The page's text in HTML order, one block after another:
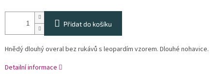
Přidat do košíku
Hnědý dlouhý overal bez rukávů s leopardím vzorem. Dlouhé nohavice.
Detailní informace